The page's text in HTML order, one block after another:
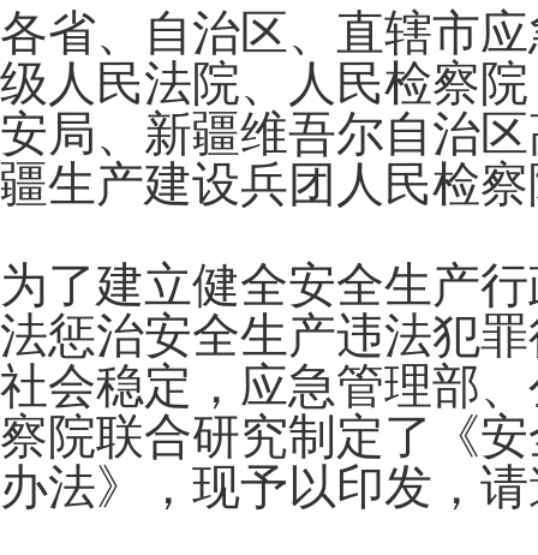
各省、自治区、直辖市
级人民法院、人民检察
安局、新疆维吾尔自治
疆生产建设兵团人民检
为了建立健全安全生产
法惩治安全生产违法犯
社会稳定，应急管理部
察院联合研究制定了《
办法》，现予以印发，